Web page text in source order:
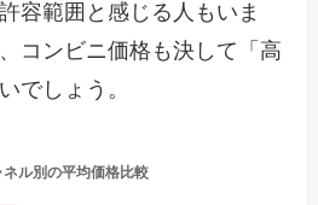
容範囲と感じる人もいま
コンビニ価格も決して「高
でしょう。